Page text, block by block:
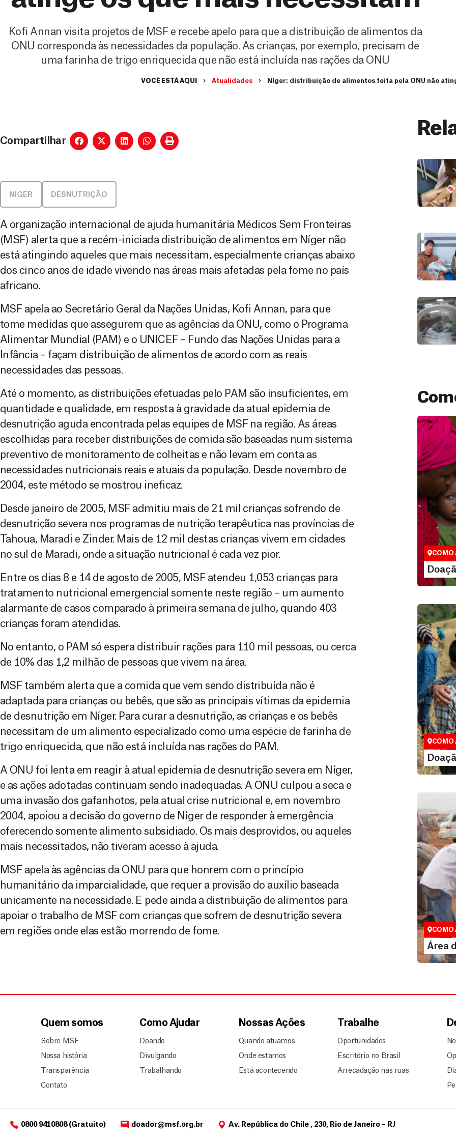
Kofi Annan visita projetos de MSF e recebe apelo para que a distribuição de alimentos da
ONU corresponda às necessidades da população. As crianças, por exemplo, precisam de
uma farinha de trigo enriquecida que não está incluída nas rações da ONU
VOCÊ ESTÁ AQUI Atualidades Níger: distribuição de alimentos feita pela ONU não
Compartilhar
NÍGER DESNUTRIÇÃO
A organização internacional de ajuda humanitária Médicos Sem Fronteiras
(MSF) alerta que a recém-iniciada distribuição de alimentos em Níger não
está atingindo aqueles que mais necessitam, especialmente crianças abaixo
dos cinco anos de idade vivendo nas áreas mais afetadas pela fome no país
africano.
MSF apela ao Secretário Geral da Nações Unidas, Kofi Annan, para que
tome medidas que assegurem que as agências da ONU, como o Programa
Alimentar Mundial (PAM) e o UNICEF – Fundo das Nações Unidas para a
Infância – façam distribuição de alimentos de acordo com as reais
necessidades das pessoas.
Até o momento, as distribuições efetuadas pelo PAM são insuficientes, em
quantidade e qualidade, em resposta à gravidade da atual epidemia de
desnutrição aguda encontrada pelas equipes de MSF na região. As áreas
escolhidas para receber distribuições de comida são baseadas num sistema
preventivo de monitoramento de colheitas e não levam em conta as
necessidades nutricionais reais e atuais da população. Desde novembro de
2004, este método se mostrou ineficaz.
Desde janeiro de 2005, MSF admitiu mais de 21 mil crianças sofrendo de
desnutrição severa nos programas de nutrição terapêutica nas províncias de
Tahoua, Maradi e Zinder. Mais de 12 mil destas crianças vivem em cidades
no sul de Maradi, onde a situação nutricional é cada vez pior.
Entre os dias 8 e 14 de agosto de 2005, MSF atendeu 1,053 crianças para
tratamento nutricional emergencial somente neste região – um aumento
alarmante de casos comparado à primeira semana de julho, quando 403
crianças foram atendidas.
No entanto, o PAM só espera distribuir rações para 110 mil pessoas, ou cerca
de 10% das 1,2 milhão de pessoas que vivem na área.
MSF também alerta que a comida que vem sendo distribuída não é
adaptada para crianças ou bebês, que são as principais vítimas da epidemia
de desnutrição em Níger. Para curar a desnutrição, as crianças e os bebês
necessitam de um alimento especializado como uma espécie de farinha de
trigo enriquecida, que não está incluída nas rações do PAM.
A ONU foi lenta em reagir à atual epidemia de desnutrição severa em Níger,
e as ações adotadas continuam sendo inadequadas. A ONU culpou a seca e
uma invasão dos gafanhotos, pela atual crise nutricional e, em novembro
2004, apoiou a decisão do governo de Nìger de responder à emergência
oferecendo somente alimento subsidiado. Os mais desprovidos, ou aqueles
mais necessitados, não tiveram acesso à ajuda.
MSF apela às agências da ONU para que honrem com o princípio
humanitário da imparcialidade, que requer a provisão do auxílio baseada
unicamente na necessidade. E pede ainda a distribuição de alimentos para
apoiar o trabalho de MSF com crianças que sofrem de desnutrição severa
em regiões onde elas estão morrendo de fome.
Doação
São as
que nos
vidas em
COMO
Você
maneiras,
valor que
COMO
Área
Espaço
COMO
Área
Quem somos
Sobre MSF
Nossa história
Transparência
Contato
Como Ajudar
Doando
Divulgando
Trabalhando
Nossas Ações
Quando atuamos
Onde estamos
Está acontecendo
Trabalhe
Oportunidades
Escritório no Brasil
Arrecadação nas ruas
0800 9410808 (Gratuito) doador@msf.org.br Av. República do Chile , 230, Rio de Janeiro – RJ